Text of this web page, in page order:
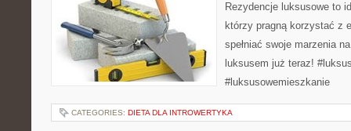
Rezydencje luksusowe to
którzy pragną korzystać z
spełniać swoje marzenia
luksusem już teraz!
#luksusowemieszkanie
CATEGORIES: DIETA DLA INTROWERTYKA